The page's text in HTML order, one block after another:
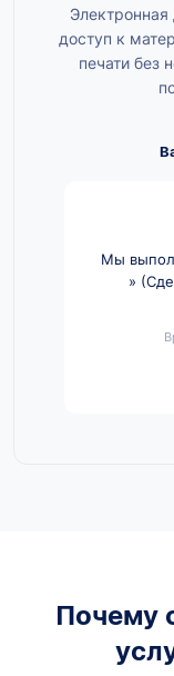
доступ к
печати без
Мы
»
Почему